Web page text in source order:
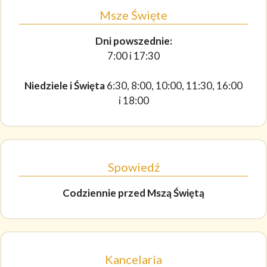
Msze Święte
Dni powszednie:
7:00 i 17:30
Niedziele i Święta6:30, 8:00, 10:00, 11:30, 16:00
i 18:00
Spowiedź
Codziennie przed Mszą Świętą
Kancelaria